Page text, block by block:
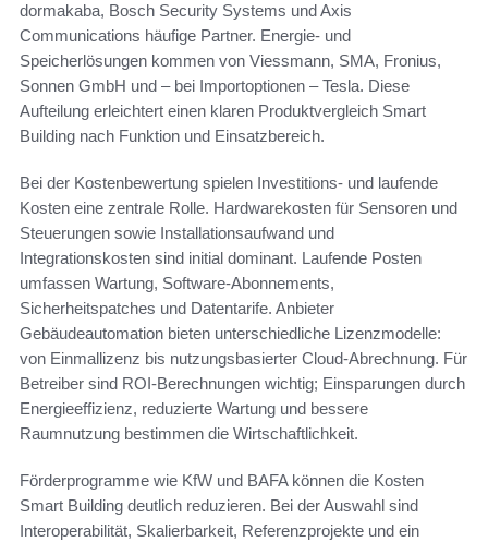
dormakaba, Bosch Security Systems und Axis
Communications häufige Partner. Energie- und
Speicherlösungen kommen von Viessmann, SMA, Fronius,
Sonnen GmbH und – bei Importoptionen – Tesla. Diese
Aufteilung erleichtert einen klaren Produktvergleich Smart
Building nach Funktion und Einsatzbereich.
Bei der Kostenbewertung spielen Investitions- und laufende
Kosten eine zentrale Rolle. Hardwarekosten für Sensoren und
Steuerungen sowie Installationsaufwand und
Integrationskosten sind initial dominant. Laufende Posten
umfassen Wartung, Software-Abonnements,
Sicherheitspatches und Datentarife. Anbieter
Gebäudeautomation bieten unterschiedliche Lizenzmodelle:
von Einmallizenz bis nutzungsbasierter Cloud-Abrechnung. Für
Betreiber sind ROI-Berechnungen wichtig; Einsparungen durch
Energieeffizienz, reduzierte Wartung und bessere
Raumnutzung bestimmen die Wirtschaftlichkeit.
Förderprogramme wie KfW und BAFA können die Kosten
Smart Building deutlich reduzieren. Bei der Auswahl sind
Interoperabilität, Skalierbarkeit, Referenzprojekte und ein